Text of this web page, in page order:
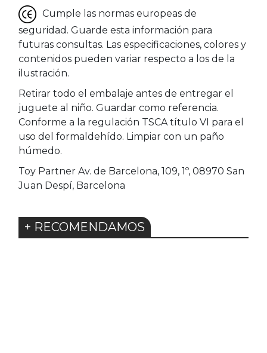
Cumple las normas europeas de
seguridad. Guarde esta información para
futuras consultas. Las especificaciones, colores y
contenidos pueden variar respecto a los de la
ilustración.
Retirar todo el embalaje antes de entregar el
juguete al niño. Guardar como referencia.
Conforme a la regulación TSCA título VI para el
uso del formaldehído. Limpiar con un paño
húmedo.
Toy Partner Av. de Barcelona, 109, 1º, 08970 San
Juan Despí, Barcelona
+ RECOMENDAMOS